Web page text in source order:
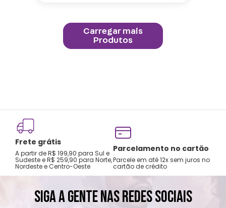
Troca e devolução
garantida
A primeira troca é grátis
5% OFF via Pix/Boleto
Desctonto de 5% para
pagamentos via PIX ou boleto
SIGA A GENTE NAS REDES SOCIAIS